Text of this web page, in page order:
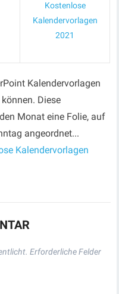
Kostenlose
Kalendervorlagen
2021
Kalendervorlagen
Diese
Monat eine Folie, auf
angeordnet...
Kalendervorlagen
Erforderliche Felder